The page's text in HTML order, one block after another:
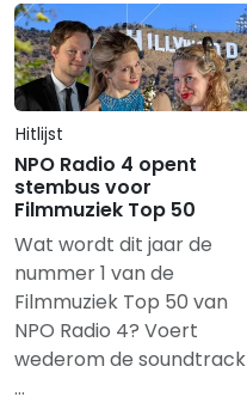
Hitlijst
NPO Radio 4 opent
stembus voor
Filmmuziek Top 50
Wat wordt dit jaar de
nummer 1 van de
Filmmuziek Top 50 van
NPO Radio 4? Voert
wederom de soundtrack
…